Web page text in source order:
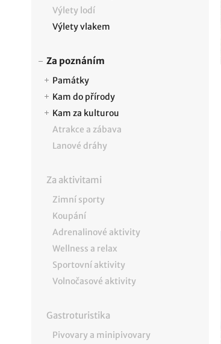
Výlety lodí
Výlety vlakem
Za poznáním
Památky
Kam do přírody
Kam za kulturou
Atrakce a zábava
Lanové dráhy
Za aktivitami
Zimní sporty
Koupání
Adrenalinové aktivity
Wellness a relax
Sportovní aktivity
Volnočasové aktivity
Gastroturistika
Pivovary a minipivovary